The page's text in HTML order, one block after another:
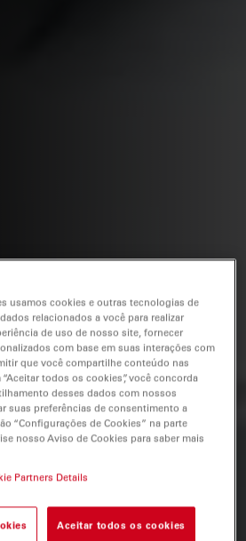
usamos cookies e outras tecnologias de
relacionados a você para realizar
de uso de nosso site, fornecer
com base em suas interações com
que você compartilhe conteúdo nas
todos os cookies”, você concorda
desses dados com nossos
suas preferências de consentimento a
“Configurações de Cookies” na parte
nosso Aviso de Cookies para saber mais
Partners Details
Aceitar todos os cookies